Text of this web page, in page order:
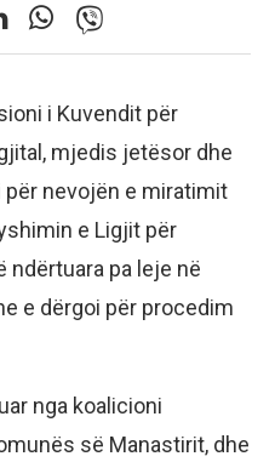
i Kuvendit për
mjedis jetësor dhe
nevojën e miratimit
e Ligjit për
ndërtuara pa leje në
e dërgoi për procedim
nga koalicioni
së Manastirit, dhe